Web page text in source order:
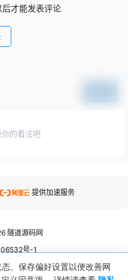
才能发表评论
的看法吧
提供加速服务
隧道源码网
号-1
号
、保存偏好设置以便改善网